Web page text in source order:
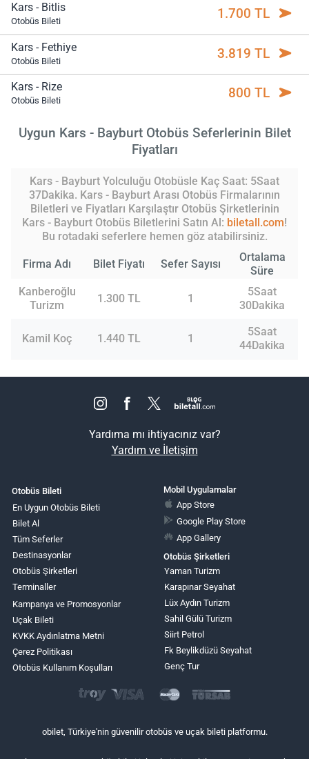
Kars - Bitlis
Otobüs Bileti 1.700 TL
Kars - Fethiye
Otobüs Bileti 3.819 TL
Kars - Rize
Otobüs Bileti 800 TL
Uygun Kars - Bayburt Otobüs Seferlerinin Bilet
Fiyatları
Kars - Bayburt Yolculuğu Otobüsle Kaç Saat: 5Saat
37Dakika. Kars - Bayburt Arası Otobüs Firmalarının
Biletleri ve Fiyatları Karşılaştır Otobüs Şirketlerinin
Kars - Bayburt Otobüs Biletlerini Satın Al: biletall.com!
Bu rotadaki seferlere hemen göz atabilirsiniz.
Firma Adı Bilet Fiyatı Sefer Sayısı
Ortalama
Süre
Kanberoğlu
Turizm
1.300 TL 1
5Saat
30Dakika
Kamil Koç 1.440 TL 1
5Saat
44Dakika
Yardıma mı ihtiyacınız var?
Yardım ve İletişim
Otobüs Bileti
En Uygun Otobüs Bileti
Bilet Al
Tüm Seferler
Destinasyonlar
Otobüs Şirketleri
Terminaller
Kampanya ve Promosyonlar
Uçak Bileti
KVKK Aydınlatma Metni
Çerez Politikası
Otobüs Kullanım Koşulları
Mobil Uygulamalar
App Store
Google Play Store
App Gallery
Otobüs Şirketleri
Yaman Turizm
Karapınar Seyahat
Lüx Aydın Turizm
Sahil Gülü Turizm
Siirt Petrol
Fk Beylikdüzü Seyahat
Genç Tur
obilet, Türkiye'nin güvenilir otobüs ve uçak bileti platformu.